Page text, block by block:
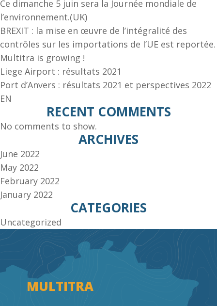
Ce dimanche 5 juin sera la Journée mondiale de
l’environnement.(UK)
BREXIT : la mise en œuvre de l’intégralité des
contrôles sur les importations de l’UE est reportée.
Multitra is growing !
Liege Airport : résultats 2021
Port d’Anvers : résultats 2021 et perspectives 2022
EN
RECENT COMMENTS
No comments to show.
ARCHIVES
June 2022
May 2022
February 2022
January 2022
CATEGORIES
Uncategorized
MULTITRA